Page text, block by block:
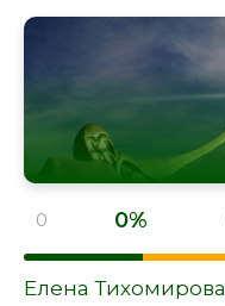
0 0%
Елена Тихомирова